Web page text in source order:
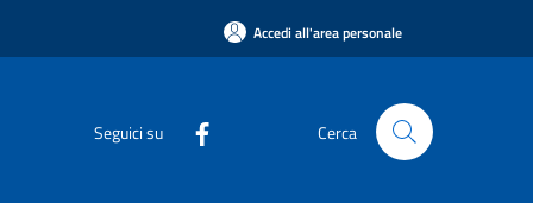
Accedi all'area personale
Seguici su Cerca